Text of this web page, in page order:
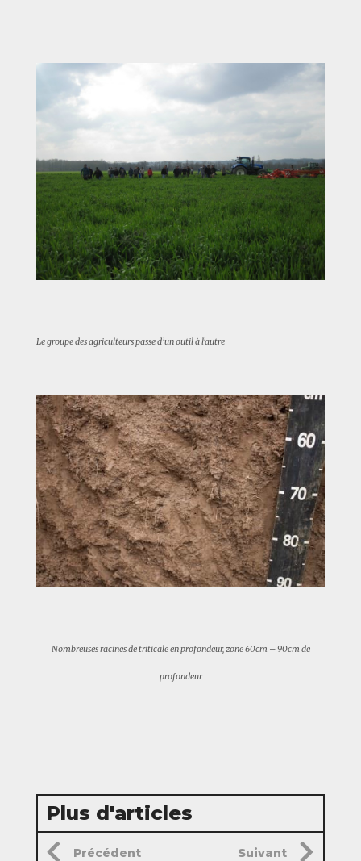
Le groupe des agriculteurs passe d’un outil à l’autre
Nombreuses racines de triticale en profondeur, zone 60cm – 90cm de
profondeur
Plus d'articles
Précédent Suivant